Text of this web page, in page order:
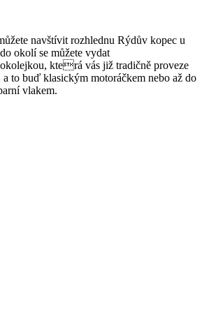
navštívit rozhlednu Rýdův kopec u
okolí se můžete vydat
která vás již tradičně proveze
to buď klasickým motoráčkem nebo až do
vlakem.